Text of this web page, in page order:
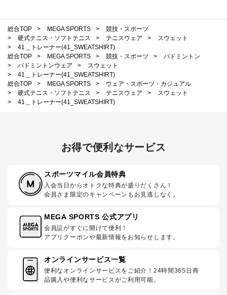
総合TOP > MEGA SPORTS >
競技・スポーツ
>
硬式テニス・ソフトテニス > テニスウェア >
スウェット
>
41＿トレーナー(41_SWEATSHIRT)
総合TOP
> MEGA SPORTS > 競技・スポーツ >
バドミントン
>
バドミントンウェア >
スウェット
>
41＿トレーナー(41_SWEATSHIRT)
総合TOP
> MEGA SPORTS >
ウェア・スポーツ・カジュアル
>
硬式テニス・ソフトテニス > テニスウェア >
スウェット
>
41＿トレーナー(41_SWEATSHIRT)
お得で便利なサービス
スポーツマイル会員特典
入会当日からオトクな特典が盛りだくさん！
会員さま限定のキャンペーンもお見逃しなく。
MEGA SPORTS 公式アプリ
会員証がすぐに開けて便利！
アプリクーポンや最新情報をお知らせします。
オンラインサービス一覧
便利なオンラインサービスをご紹介！24時間365日商
品購入や便利なサービスがご利用可能。